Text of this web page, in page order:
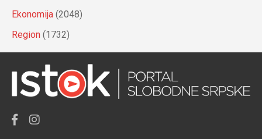
Ekonomija (2048)
Region (1732)